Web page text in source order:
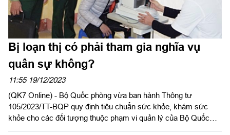
Bị loạn thị có phải tham gia nghĩa vụ
quân sự không?
11:55 19/12/2023
(QK7 Online) - Bộ Quốc phòng vừa ban hành Thông tư
105/2023/TT-BQP quy định tiêu chuẩn sức khỏe, khám sức
khỏe cho các đối tượng thuộc phạm vi quản lý của Bộ Quốc